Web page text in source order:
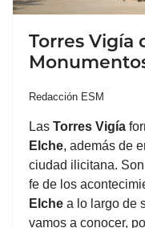
Torres Vigía
Redacción ESM
Las Torres Vigía
Elche, además de
ciudad ilicitana.
fe de los
Elche a lo largo de
vamos a conocer,